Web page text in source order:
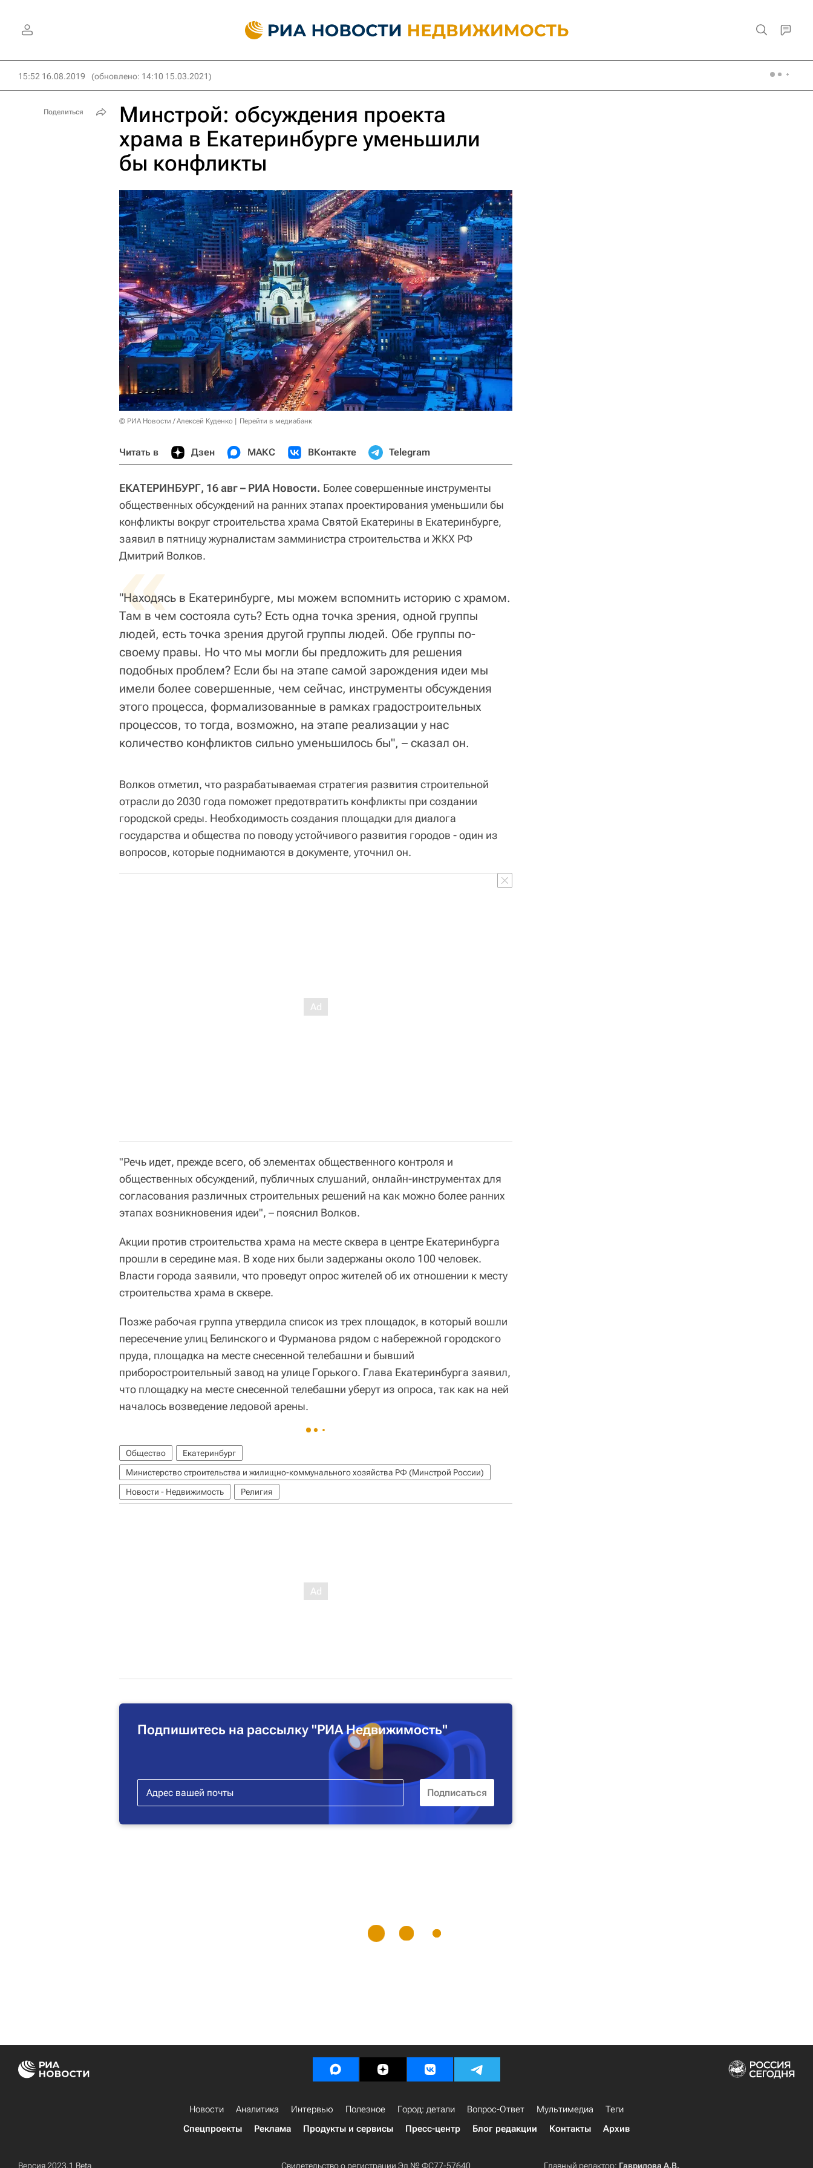
15:52 16.08.2019 (обновлено: 14:10 15.03.2021)
Минстрой: обсуждения проекта
храма в Екатеринбурге уменьшили
бы конфликты
© РИА Новости / Алексей Куденко Перейти в медиабанк
Читать в Дзен МАКС ВКонтакте Telegram
ЕКАТЕРИНБУРГ, 16 авг – РИА Новости. Более совершенные инструменты
общественных обсуждений на ранних этапах проектирования уменьшили бы
конфликты вокруг строительства храма Святой Екатерины в Екатеринбурге,
заявил в пятницу журналистам замминистра строительства и ЖКХ РФ
Дмитрий Волков.
«
"Находясь в Екатеринбурге, мы можем вспомнить историю с храмом.
Там в чем состояла суть? Есть одна точка зрения, одной группы
людей, есть точка зрения другой группы людей. Обе группы по-
своему правы. Но что мы могли бы предложить для решения
подобных проблем? Если бы на этапе самой зарождения идеи мы
имели более совершенные, чем сейчас, инструменты обсуждения
этого процесса, формализованные в рамках градостроительных
процессов, то тогда, возможно, на этапе реализации у нас
количество конфликтов сильно уменьшилось бы", – сказал он.
Волков отметил, что разрабатываемая стратегия развития строительной
отрасли до 2030 года поможет предотвратить конфликты при создании
городской среды. Необходимость создания площадки для диалога
государства и общества по поводу устойчивого развития городов - один из
вопросов, которые поднимаются в документе, уточнил он.
"Речь идет, прежде всего, об элементах общественного контроля и
общественных обсуждений, публичных слушаний, онлайн-инструментах для
согласования различных строительных решений на как можно более ранних
этапах возникновения идеи", – пояснил Волков.
Акции против строительства храма на месте сквера в центре Екатеринбурга
прошли в середине мая. В ходе них были задержаны около 100 человек.
Власти города заявили, что проведут опрос жителей об их отношении к месту
строительства храма в сквере.
Позже рабочая группа утвердила список из трех площадок, в который вошли
пересечение улиц Белинского и Фурманова рядом с набережной городского
пруда, площадка на месте снесенной телебашни и бывший
приборостроительный завод на улице Горького. Глава Екатеринбурга заявил,
что площадку на месте снесенной телебашни уберут из опроса, так как на ней
началось возведение ледовой арены.
Общество
Екатеринбург
Министерство строительства и жилищно-коммунального хозяйства РФ (Минстрой России)
Новости - Недвижимость
Религия
Подпишитесь на рассылку "РИА Недвижимость"
Поделиться
Новости Аналитика Интервью Полезное Город: детали Вопрос-Ответ Мультимедиа
Теги
Спецпроекты
Реклама Продукты и сервисы Пресс-центр Блог редакции Контакты Архив
Версия 2023.1 Beta Свидетельство о регистрации Эл № ФС77-57640 Главный редактор: Гаврилова А.В.